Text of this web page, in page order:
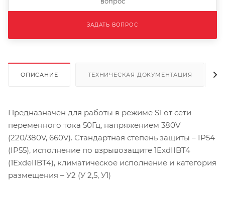
ОПИСАНИЕ ТЕХНИЧЕСКАЯ ДОКУМЕНТАЦИЯ
Предназначен для работы в режиме S1 от сети
переменного тока 50Гц, напряжением 380V
(220/380V, 660V). Стандартная степень защиты – IP54
(IP55), исполнение по взрывозащите 1ExdIIBT4
(1ExdеIIBT4), климатическое исполнение и категория
размещения – У2 (У 2,5, У1)
ЗАДАТЬ ВОПРОС